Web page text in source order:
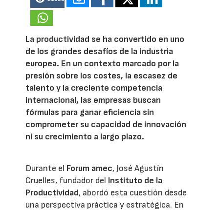
La productividad se ha convertido en uno
de los grandes desafíos de la industria
europea. En un contexto marcado por la
presión sobre los costes, la escasez de
talento y la creciente competencia
internacional, las empresas buscan
fórmulas para ganar eficiencia sin
comprometer su capacidad de innovación
ni su crecimiento a largo plazo.
Durante el Forum amec, José Agustín
Cruelles, fundador del Instituto de la
Productividad, abordó esta cuestión desde
una perspectiva práctica y estratégica. En